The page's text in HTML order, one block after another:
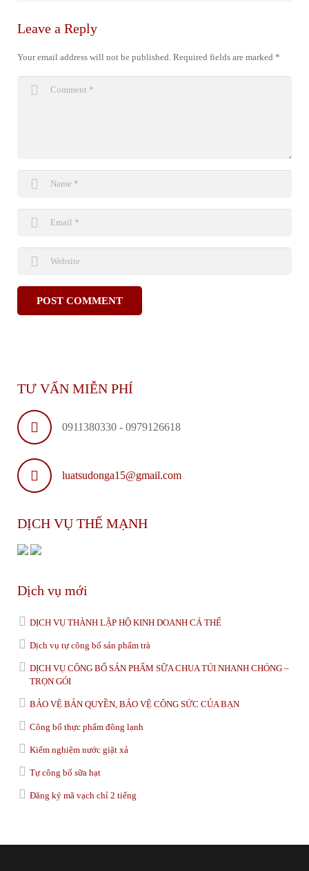
Leave a Reply
Your email address will not be published. Required fields are marked *
TƯ VẤN MIỄN PHÍ
0911380330 - 0979126618
luatsudonga15@gmail.com
DỊCH VỤ THẾ MẠNH
Dịch vụ mới
DỊCH VỤ THÀNH LẬP HỘ KINH DOANH CÁ THỂ
Dịch vụ tự công bố sản phẩm trà
DỊCH VỤ CÔNG BỐ SẢN PHẨM SỮA CHUA TÚI NHANH CHÓNG –
TRỌN GÓI
BẢO VỆ BẢN QUYỀN, BẢO VỆ CÔNG SỨC CỦA BẠN
Công bố thực phẩm đông lạnh
Kiểm nghiệm nước giặt xả
Tự công bố sữa hạt
Đăng ký mã vạch chỉ 2 tiếng